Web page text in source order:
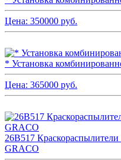
Цена: 350000 руб.
* Установка
Цена: 365000 руб.
26B517
GRACO